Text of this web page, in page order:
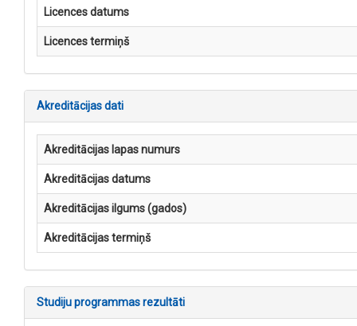
Licences datums
Licences termiņš
Akreditācijas dati
Akreditācijas lapas numurs
Akreditācijas datums
Akreditācijas ilgums (gados)
Akreditācijas termiņš
Studiju programmas rezultāti